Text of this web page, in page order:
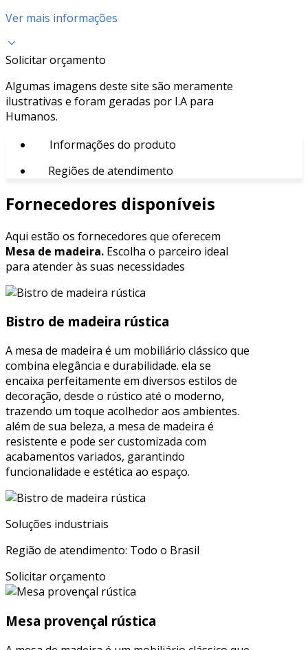
Ver mais informações
Solicitar orçamento
Algumas imagens deste site são meramente
ilustrativas e foram geradas por I.A para
Humanos.
Informações do produto
Regiões de atendimento
Fornecedores disponíveis
Aqui estão os fornecedores que oferecem
Mesa de madeira. Escolha o parceiro ideal
para atender às suas necessidades
Bistro de madeira rústica
A mesa de madeira é um mobiliário clássico que
combina elegância e durabilidade. ela se
encaixa perfeitamente em diversos estilos de
decoração, desde o rústico até o moderno,
trazendo um toque acolhedor aos ambientes.
além de sua beleza, a mesa de madeira é
resistente e pode ser customizada com
acabamentos variados, garantindo
funcionalidade e estética ao espaço.
Soluções industriais
Região de atendimento: Todo o Brasil
Solicitar orçamento
Mesa provençal rústica